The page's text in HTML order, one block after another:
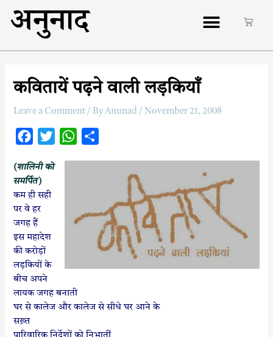
अनुनाद
कवितायें पढ़ने वाली लड़कियाँ
Leave a Comment / ByAnunad/November 21, 2008
c
b
o
o
k
W
A
(शालिनीको
समर्पित)
कम ही सही
पर वे हर
जगह हैं
इस महादेश
की करोड़ों
लड़कियों के
बीच अपने
लायक जगह बनाती
घर से कालेज और कालेज से सीधे घर आने के
सख़्त